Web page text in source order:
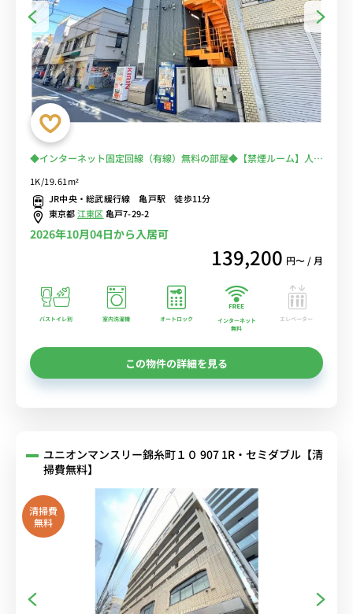
◆インターネット固定回線（有線）無料の部屋◆【禁煙ルーム】人気
浴室乾燥機や温水洗浄便座、独立洗面台など設備充実/デスク・チェ
ア＆たっぷり収納2ドア冷蔵庫など生活家電のあるお部屋
1K/19.61m²
JR中央・総武緩行線 亀戸駅 徒歩11分
東京都江東区亀戸7-29-2
2026年10月04日から入居可
139,200 円〜 / 月
バストイレ別 室内洗濯機 オートロック
インターネット
無料
エレベーター
この物件の詳細を見る
ユニオンマンスリー錦糸町１０ 907 1R・セミダブル【清
掃費無料】
清掃費
無料